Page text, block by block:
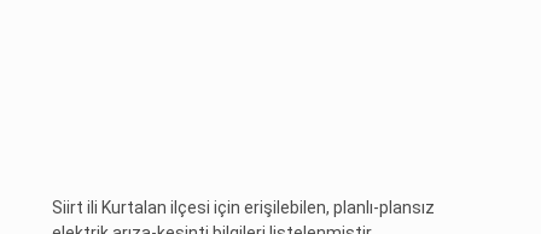
Siirt ili Kurtalan ilçesi için erişilebilen, planlı-plansız